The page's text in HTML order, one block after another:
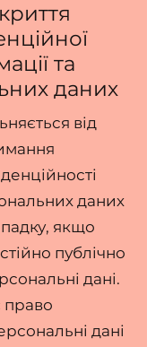
та
даних
від
даних
якщо
публічно
дані.
право
дані